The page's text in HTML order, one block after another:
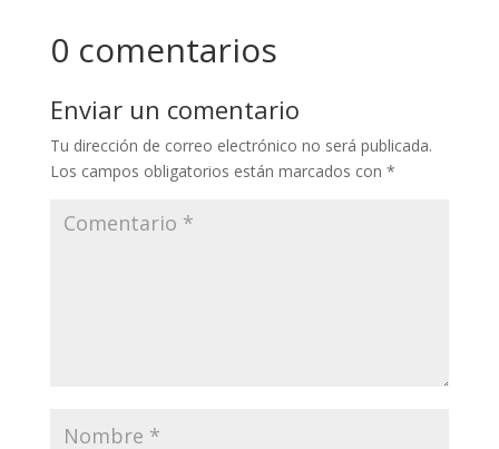
0 comentarios
Enviar un comentario
Tu dirección de correo electrónico no será publicada.
Los campos obligatorios están marcados con *